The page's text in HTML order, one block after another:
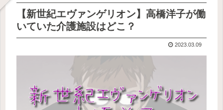
【新世紀エヴァンゲリオン】高橋洋子が働
いていた介護施設はどこ？
2023.03.09